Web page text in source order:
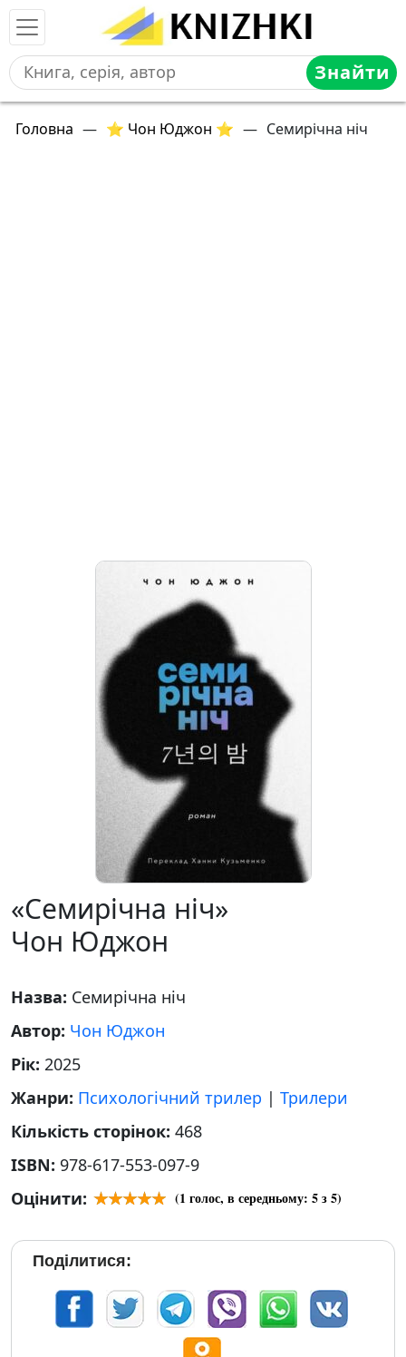
Знайти
Головна — ⭐ Чон Юджон ⭐ — Семирічна ніч
«Семирічна ніч»
Чон Юджон
Назва: Семирічна ніч
Автор: Чон Юджон
Рік: 2025
Жанри: Психологічний трилер | Трилери
Кількість сторінок: 468
ISBN: 978-617-553-097-9
Оцінити:
(1 голос, в середньому: 5з 5)
Поділитися: